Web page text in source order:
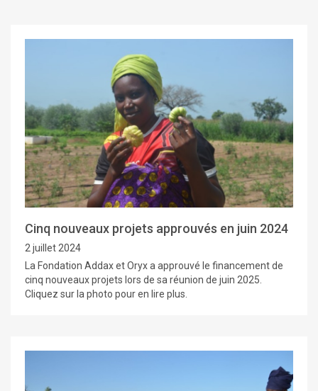
Cinq nouveaux projets approuvés en juin 2024
2 juillet 2024
La Fondation Addax et Oryx a approuvé le financement de
cinq nouveaux projets lors de sa réunion de juin 2025.
Cliquez sur la photo pour en lire plus.